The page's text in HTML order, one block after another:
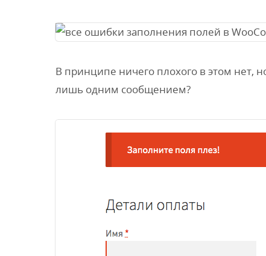
В принципе ничего плохого в этом нет,
лишь одним сообщением?